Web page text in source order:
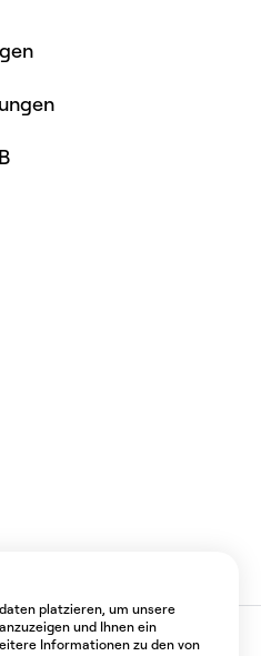
platzieren, um unsere
und Ihnen ein
Informationen zu den von